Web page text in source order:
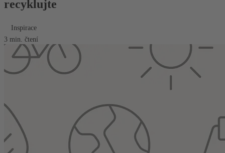
recyklujte
Inspirace
3 min. čtení